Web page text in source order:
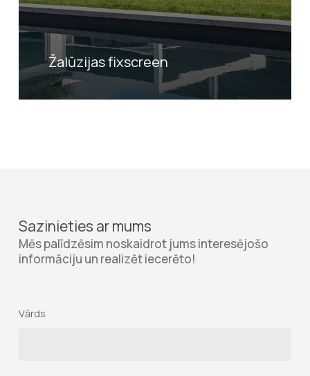
Žalūzijas fixscreen
Sazinieties ar mums
Mēs palīdzēsim noskaidrot jums interesējošo
informāciju un realizēt iecerēto!
Vārds